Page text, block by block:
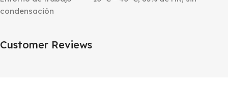
condensación
Customer Reviews